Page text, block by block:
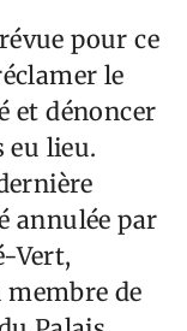
pour ce
le
et dénoncer
eu lieu.
annulée par
Vert,
de